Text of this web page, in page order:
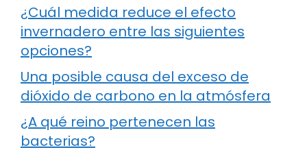
¿Cuál medida reduce el efecto
invernadero entre las siguientes
opciones?
Una posible causa del exceso de
dióxido de carbono en la atmósfera
¿A qué reino pertenecen las
bacterias?